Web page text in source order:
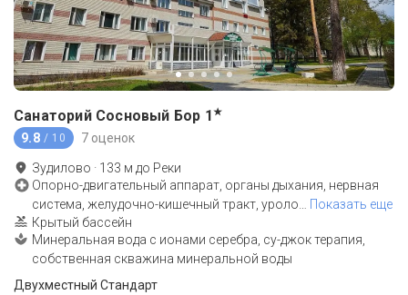
Санаторий Сосновый Бор 1★
9.8 / 10 7 оценок
Зудилово · 133 м до Реки
Опорно-двигательный аппарат, органы дыхания, нервная
система, желудочно-кишечный тракт, уроло
Показать еще
Крытый бассейн
Минеральная вода с ионами серебра, су-джок терапия,
собственная скважина минеральной воды
Двухместный Стандарт